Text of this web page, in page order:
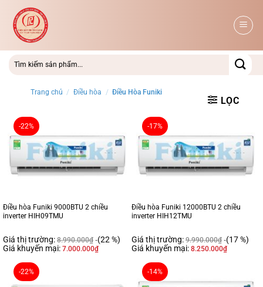
qua
dung
Trang chủ / Điều hòa / Điều Hòa Funiki
LỌC
-22%
Điều hòa Funiki 9000BTU 2 chiều
inverter HIH09TMU
Giá thị trường: 8.990.000₫ (22 %)
Giá khuyến mại: 7.000.000₫
-17%
Điều hòa Funiki 12000BTU 2 chiều
inverter HIH12TMU
Giá thị trường: 9.990.000₫ (17 %)
Giá khuyến mại: 8.250.000₫
-22% -14%